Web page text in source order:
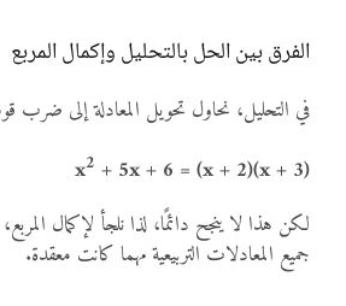
الفرق بين الحل بالتحليل وإكمال المربع
في التحليل، نحاول تحويل المعادلة إلى ضرب
x2 + 5x + 6 = (x + 2)(x + 3)
لكن هذا لا ينجح دائمًا، لذا نلجأ لإكمال
جميع المعادلات التربيعية مهما كانت معقدة.